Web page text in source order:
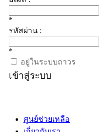
*
รหัสผ่าน :
*
อยู่ในระบบถาวร
เข้าสู่ระบบ
ศูนย์ช่วยเหลือ